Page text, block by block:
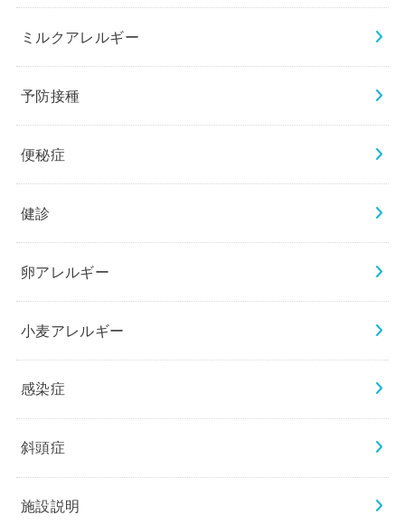
ミルクアレルギー
予防接種
便秘症
健診
卵アレルギー
小麦アレルギー
感染症
斜頭症
施設説明